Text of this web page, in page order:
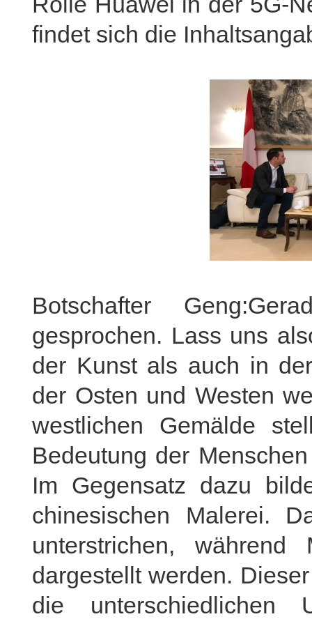
findet sich die
Botschafter
gesprochen. Lass uns
der Kunst als auch in
der Osten und Westen
westlichen Gemälde
Bedeutung der
Im Gegensatz dazu
chinesischen Malerei.
unterstrichen,
dargestellt werden.
die unterschiedlichen